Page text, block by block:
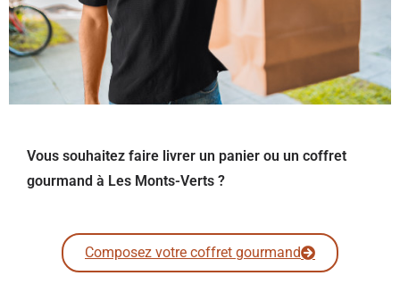
Vous souhaitez faire livrer un panier ou un coffret
gourmand à Les Monts-Verts ?
Composez votre coffret gourmand